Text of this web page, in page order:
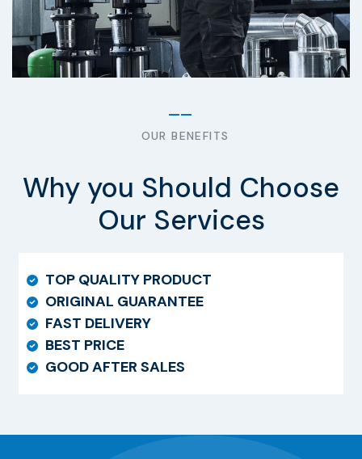
OUR BENEFITS
Why you Should Choose
Our Services
TOP QUALITY PRODUCT
ORIGINAL GUARANTEE
FAST DELIVERY
BEST PRICE
GOOD AFTER SALES